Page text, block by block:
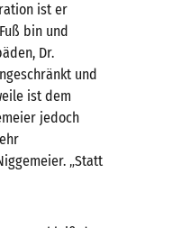
ist er
bin und
Dr.
und
ist dem
jedoch
„Statt